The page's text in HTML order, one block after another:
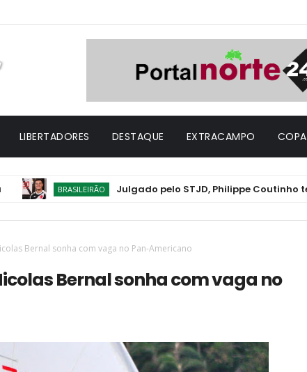
LIBERTADORES DESTAQUE EXTRACAMPO
BRASILEIRÃO Julgado pelo STJD, Philippe Coutinho tem
Bernal sonha com vaga no Pan-Americano
Bernal sonha com vaga no